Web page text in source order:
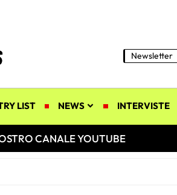
Newsletter
LIST NEWS INTERVISTE
CANALE YOUTUBE